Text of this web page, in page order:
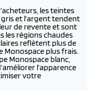
les teintes
et l’argent tendent
de revente et sont
les régions chaudes
reflètent plus de
Monospace plus frais.
Monospace blanc,
l’apparence
votre